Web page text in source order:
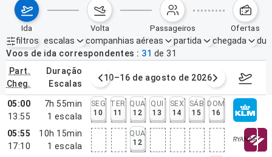
ida volta passageiros ofertas
filtros
Filtros ativos nenhum
escalas companhias aéreas partida chegada
Voos de ida correspondentes
31 de 31
part.
cheg.
duração
escalas
agosto de 2026 10–16 de agosto de 2026 17–23
05:00
13:55
7h 55min
1 escala
SEG
10
TER
11
QUA
12
QUI
13
SEX
14
SÁB
15
DOM
16
05:55
17:10
10h 15min
1 escala
QUA
12